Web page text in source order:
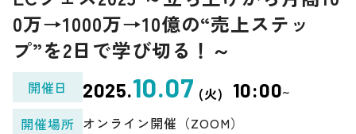
0万→1000万→10億の“売上ステッ
プ”を2日で学び切る！～
開催日 2025.10.07 (火) 10:00~
開催場所 オンライン開催（ZOOM）